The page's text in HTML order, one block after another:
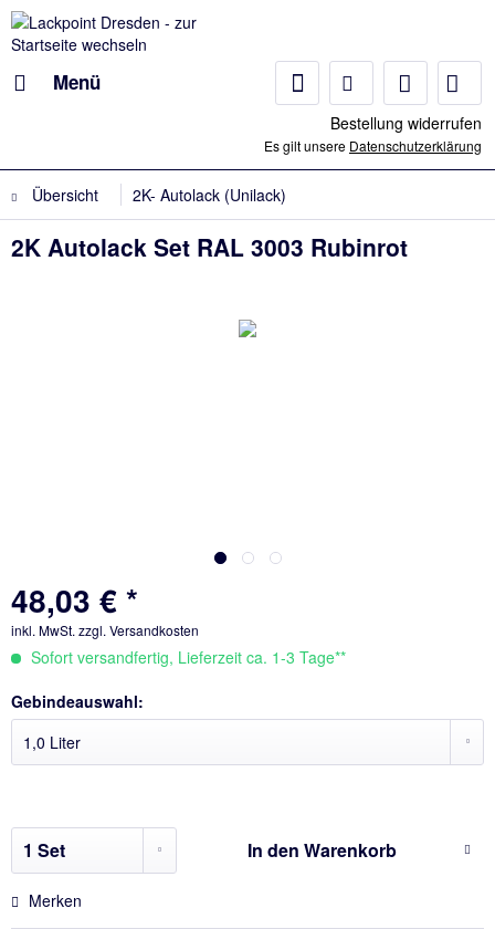
Menü
Bestellung widerrufen
Es gilt unsere Datenschutzerklärung
Übersicht 2K- Autolack (Unilack)
2K Autolack Set RAL 3003 Rubinrot
48,03 € *
inkl. MwSt. zzgl. Versandkosten
Sofort versandfertig, Lieferzeit ca. 1-3 Tage**
Gebindeauswahl:
In den Warenkorb
Merken